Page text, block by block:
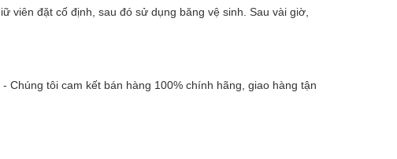
viên đặt cố định, sau đó sử dụng băng vệ sinh. Sau vài giờ,
- Chúng tôi cam kết bán hàng 100% chính hãng, giao hàng tận